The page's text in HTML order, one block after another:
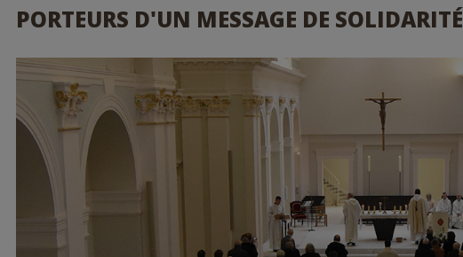
PORTEURS D'UN MESSAGE DE SOLIDARITÉ